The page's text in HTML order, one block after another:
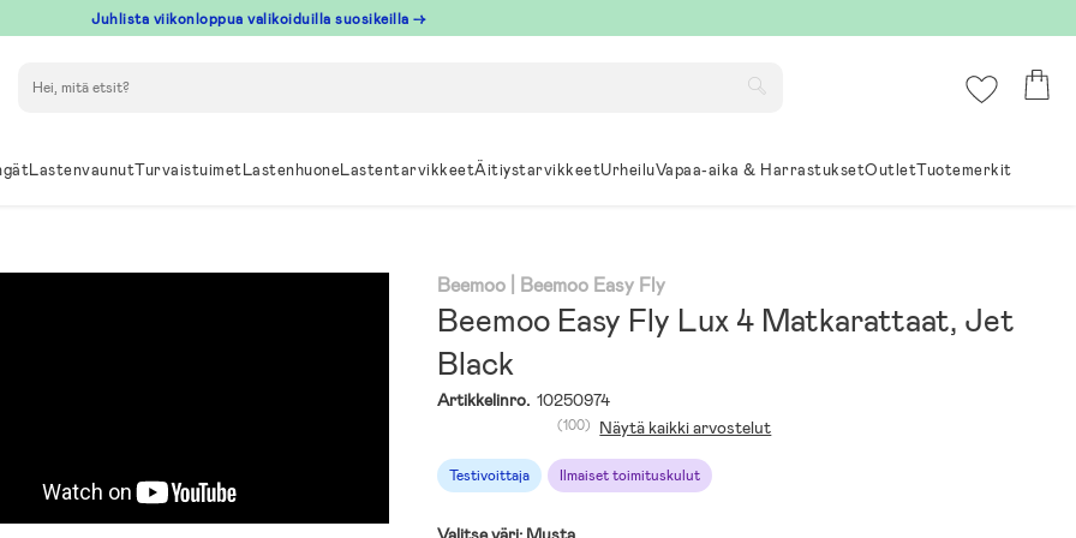
Juhlista viikonloppua valikoiduilla suosikeilla →
LastenvaunutTurvaistuimetLastenhuoneLastentarvikkeetÄitiystarvikkeetUrheiluVapaa-aika & HarrastuksetOutletTuotemerkit
Beemoo | Beemoo Easy Fly
Beemoo Easy Fly Lux 4 Matkarattaat, Jet
Black
Artikkelinro. 10250974
Testivoittaja Ilmaiset toimituskulut
(100) Näytä kaikki arvostelut